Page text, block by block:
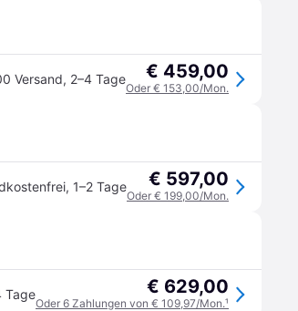
Versand, 2–4 Tage € 459,00
Oder € 153,00/Mon.
, 1–2 Tage € 597,00
Oder € 199,00/Mon.
Tage € 629,00
Oder 6 Zahlungen von € 109,97/Mon.¹